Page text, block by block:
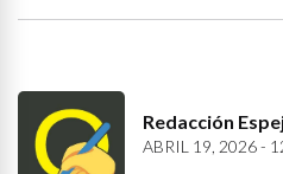
Redacción
ABRIL 19, 2026 -